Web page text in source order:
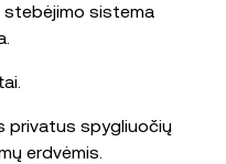
stebėjimo sistema
privatus spygliuočių
erdvėmis.